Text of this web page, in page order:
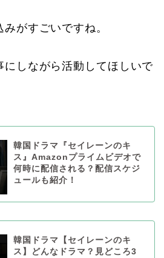
がすごいですね。
にしながら活動してほしいで
韓国ドラマ『セイレーンのキ
ス』Amazonプライムビデオで
何時に配信される？配信スケジ
ュールも紹介！
韓国ドラマ【セイレーンのキ
ス】どんなドラマ？見どころ3